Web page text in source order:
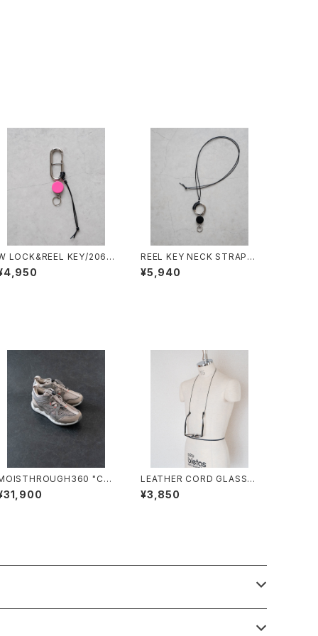
LOCK&REEL KEY/2060
ダブルロック&リールキー
REEL KEY NECK STRAP/2
053#5/リールキーネックスト
ラップ
¥5,940
"CAI
M1120W#2/モイスル
360"カイキアス"
LEATHER CORD GLASSE
S HOLDER/2028#4/レザー
コードグラスホルダー
¥3,850